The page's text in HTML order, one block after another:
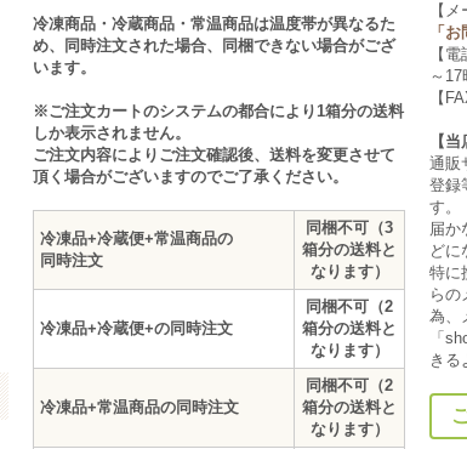
冷凍商品・冷蔵商品・常温商品は温度帯が異なるた
め、同時注文された場合、同梱できない場合がござ
います。
※ご注文カートのシステムの都合により1箱分の送料
しか表示されません。
ご注文内容によりご注文確認後、送料を変更させて
頂く場合がございますのでご了承ください。
冷凍品+冷蔵便+常温商品の
同時注文
同梱不可（3
箱分の送料と
なります）
冷凍品+冷蔵便+の同時注文
同梱不可（2
箱分の送料と
なります）
冷凍品+常温商品の同時注文
同梱不可（2
箱分の送料と
なります）
【
「
【
～17
【
【
通販
登録
す。
届か
どに
特に
らの
為、
「
きる